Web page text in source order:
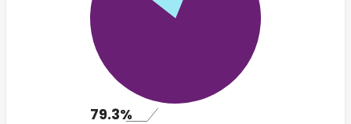
79.3%